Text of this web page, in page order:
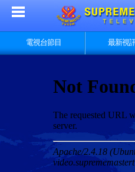
電視台節目 最新視